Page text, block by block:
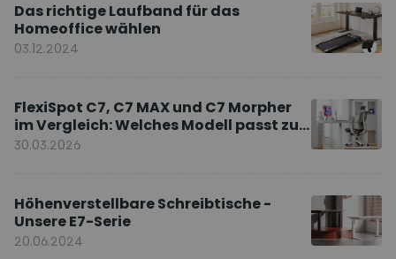
Das richtige Laufband für das
Homeoffice wählen
03.12.2024
FlexiSpot C7, C7 MAX und C7 Morpher
im Vergleich: Welches Modell passt zu
Ihnen?
30.03.2026
Höhenverstellbare Schreibtische -
Unsere E7-Serie
20.06.2024